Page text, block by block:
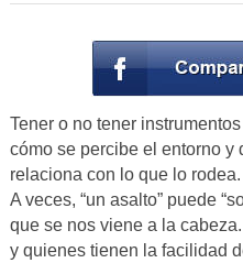
Tener o no tener
cómo se percibe el entorno y
relaciona con lo que lo rodea.
A veces, “un asalto” puede
que se nos viene a la
y quienes tienen la facilidad